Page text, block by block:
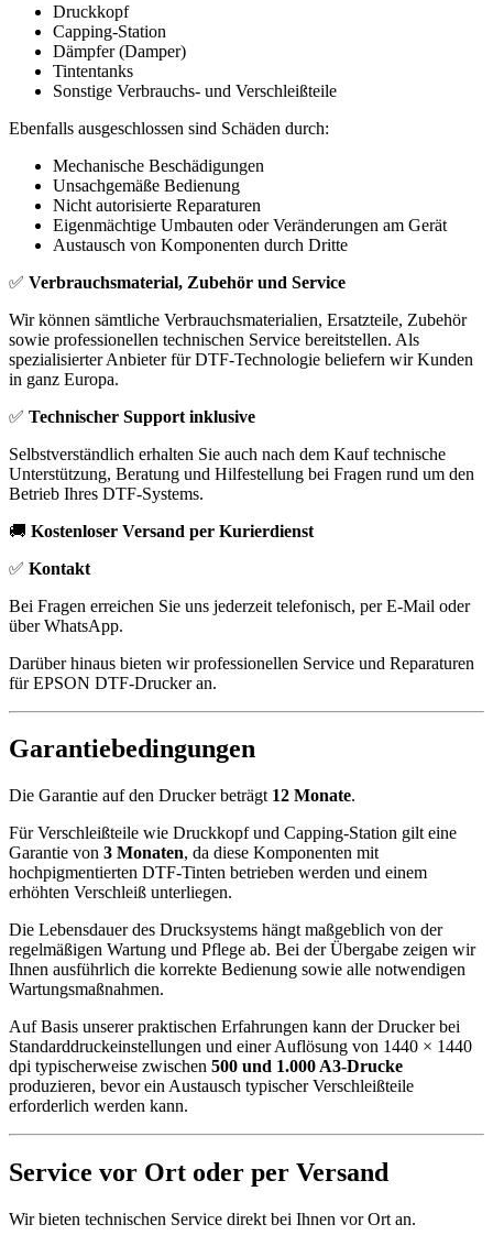
Druckkopf
Capping-Station
Dämpfer (Damper)
Tintentanks
Sonstige Verbrauchs- und Verschleißteile
Ebenfalls ausgeschlossen sind Schäden durch:
Mechanische Beschädigungen
Unsachgemäße Bedienung
Nicht autorisierte Reparaturen
Eigenmächtige Umbauten oder Veränderungen am Gerät
Austausch von Komponenten durch Dritte
✅ Verbrauchsmaterial, Zubehör und Service
Wir können sämtliche Verbrauchsmaterialien, Ersatzteile, Zubehör
sowie professionellen technischen Service bereitstellen. Als
spezialisierter Anbieter für DTF-Technologie beliefern wir Kunden
in ganz Europa.
✅ Technischer Support inklusive
Selbstverständlich erhalten Sie auch nach dem Kauf technische
Unterstützung, Beratung und Hilfestellung bei Fragen rund um den
Betrieb Ihres DTF-Systems.
🚚 Kostenloser Versand per Kurierdienst
✅ Kontakt
Bei Fragen erreichen Sie uns jederzeit telefonisch, per E-Mail oder
über WhatsApp.
Darüber hinaus bieten wir professionellen Service und Reparaturen
für EPSON DTF-Drucker an.
Garantiebedingungen
Die Garantie auf den Drucker beträgt 12 Monate.
Für Verschleißteile wie Druckkopf und Capping-Station gilt eine
Garantie von 3 Monaten, da diese Komponenten mit
hochpigmentierten DTF-Tinten betrieben werden und einem
erhöhten Verschleiß unterliegen.
Die Lebensdauer des Drucksystems hängt maßgeblich von der
regelmäßigen Wartung und Pflege ab. Bei der Übergabe zeigen wir
Ihnen ausführlich die korrekte Bedienung sowie alle notwendigen
Wartungsmaßnahmen.
Auf Basis unserer praktischen Erfahrungen kann der Drucker bei
Standarddruckeinstellungen und einer Auflösung von 1440 × 1440
dpi typischerweise zwischen 500 und 1.000 A3-Drucke
produzieren, bevor ein Austausch typischer Verschleißteile
erforderlich werden kann.
Service vor Ort oder per Versand
Wir bieten technischen Service direkt bei Ihnen vor Ort an.